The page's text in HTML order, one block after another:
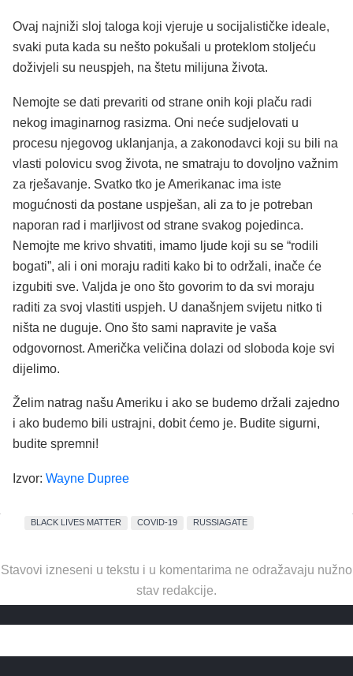
Ovaj najniži sloj taloga koji vjeruje u socijalističke ideale,
svaki puta kada su nešto pokušali u proteklom stoljeću
doživjeli su neuspjeh, na štetu milijuna života.
Nemojte se dati prevariti od strane onih koji plaču radi
nekog imaginarnog rasizma. Oni neće sudjelovati u
procesu njegovog uklanjanja, a zakonodavci koji su bili na
vlasti polovicu svog života, ne smatraju to dovoljno važnim
za rješavanje. Svatko tko je Amerikanac ima iste
mogućnosti da postane uspješan, ali za to je potreban
naporan rad i marljivost od strane svakog pojedinca.
Nemojte me krivo shvatiti, imamo ljude koji su se “rodili
bogati”, ali i oni moraju raditi kako bi to održali, inače će
izgubiti sve. Valjda je ono što govorim to da svi moraju
raditi za svoj vlastiti uspjeh. U današnjem svijetu nitko ti
ništa ne duguje. Ono što sami napravite je vaša
odgovornost. Američka veličina dolazi od sloboda koje svi
dijelimo.
Želim natrag našu Ameriku i ako se budemo držali zajedno
i ako budemo bili ustrajni, dobit ćemo je. Budite sigurni,
budite spremni!
Izvor: Wayne Dupree
BLACK LIVES MATTER COVID-19 RUSSIAGATE
Stavovi izneseni u tekstu i u komentarima ne odražavaju nužno
stav redakcije.